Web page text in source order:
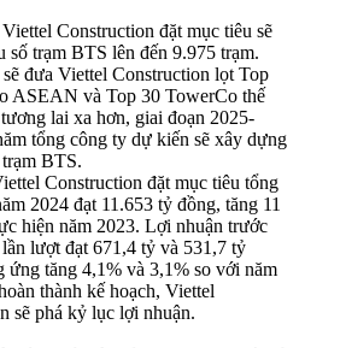
Construction đặt mục tiêu sẽ
số trạm BTS lên đến 9.975 trạm.
đưa Viettel Construction lọt Top
ASEAN và Top 30 TowerCo thế
lai xa hơn, giai đoạn 2025-
tổng công ty dự kiến sẽ xây dựng
BTS.
Construction đặt mục tiêu tổng
2024 đạt 11.653 tỷ đồng, tăng 11
hiện năm 2023. Lợi nhuận trước
lần lượt đạt 671,4 tỷ và 531,7 tỷ
ứng tăng 4,1% và 3,1% so với năm
thành kế hoạch, Viettel
sẽ phá kỷ lục lợi nhuận.